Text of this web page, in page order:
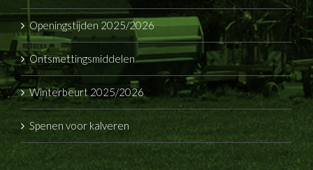
Openingstijden 2025/2026
Ontsmettingsmiddelen
Winterbeurt 2025/2026
Spenen voor kalveren